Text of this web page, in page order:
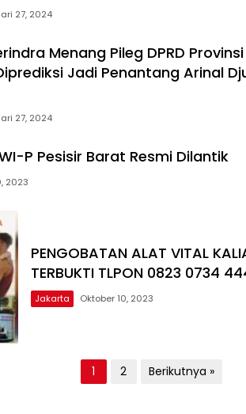
27, 2024
Menang Pileg DPRD
Jadi Penantang Arinal
27, 2024
P Pesisir Barat Resmi Dilantik
2023
PENGOBATAN ALAT VITAL
TERBUKTI TLPON 0823 0734
Jakarta Oktober 10, 2023
1 2 Berikutnya »